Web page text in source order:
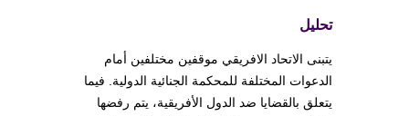
تحليل
يتبنى الاتحاد الافريقي موقفين مختلفين أمام
الدعوات المختلفة للمحكمة الجنائية الدولية. فيما
يتعلق بالقضايا ضد الدول الأفريقية، يتم رفضها